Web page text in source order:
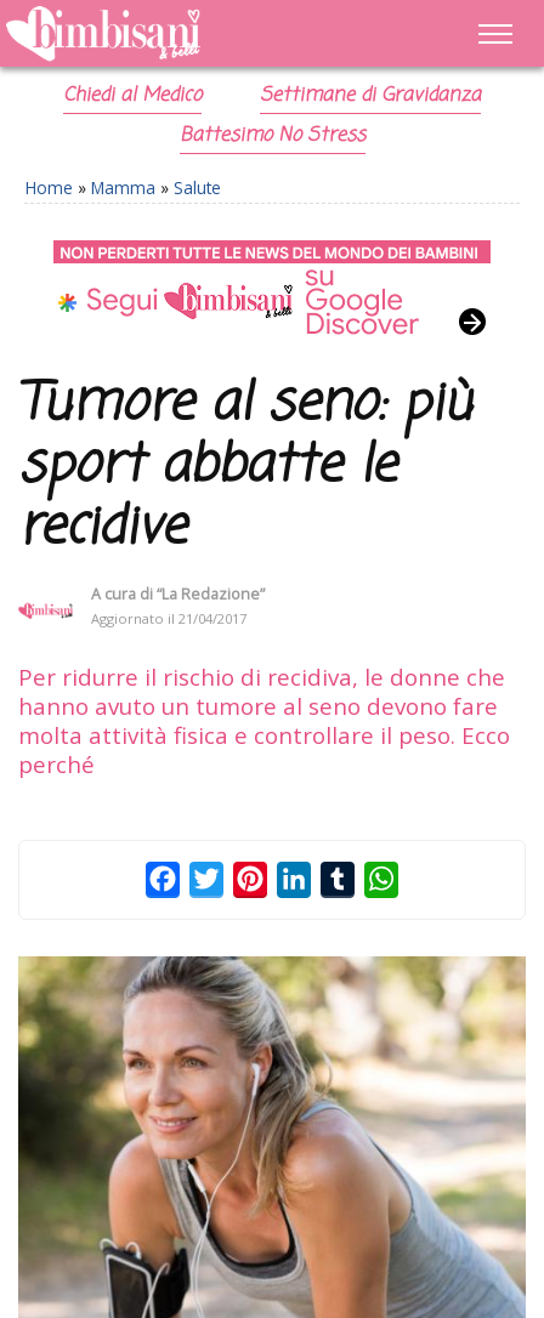
Chiedi al Medico
Settimane di Gravidanza
Battesimo No Stress
Home » Mamma » Salute
Tumore al seno: più
sport abbatte le
recidive
A cura di“La Redazione”
Aggiornato il 21/04/2017
Per ridurre il rischio di recidiva, le donne che
hanno avuto un tumore al seno devono fare
molta attività fisica e controllare il peso. Ecco
perché
FacebookTwitterPinterestLinkedInTumblr